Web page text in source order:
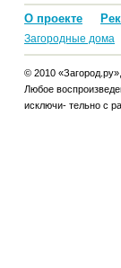
О проекте
Загородные дома
© 2010
Любое
исключи- тельно с